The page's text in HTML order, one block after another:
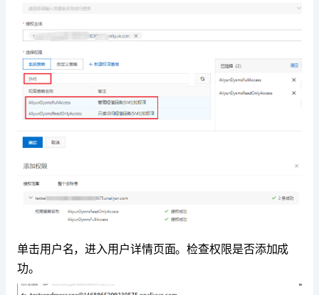
单击用户名，进入用户详情页面。检查权限是否添加成
功。